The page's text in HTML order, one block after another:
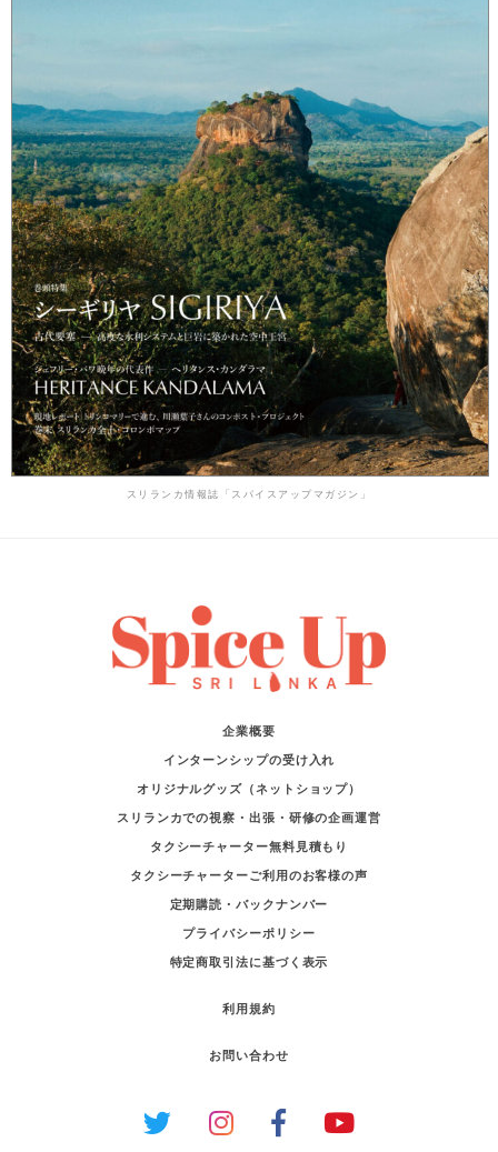
スリランカ情報誌「スパイスアップマガジン」
企業概要
インターンシップの受け入れ
オリジナルグッズ（ネットショップ）
スリランカでの視察・出張・研修の企画運営
タクシーチャーター無料見積もり
タクシーチャーターご利用のお客様の声
定期購読・バックナンバー
プライバシーポリシー
特定商取引法に基づく表示
利用規約
お問い合わせ